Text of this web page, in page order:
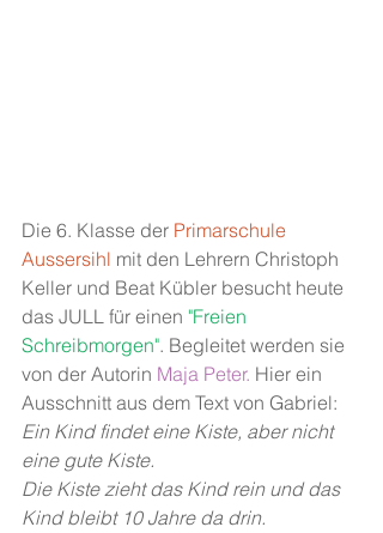
Die 6. Klasse der Primarschule
Aussersihl mit den Lehrern Christoph
Keller und Beat Kübler besucht heute
das JULL für einen "Freien
Schreibmorgen". Begleitet werden sie
von der Autorin Maja Peter. Hier ein
Ausschnitt aus dem Text von Gabriel:
Ein Kind findet eine Kiste, aber nicht
eine gute Kiste.
Die Kiste zieht das Kind rein und das
Kind bleibt 10 Jahre da drin.